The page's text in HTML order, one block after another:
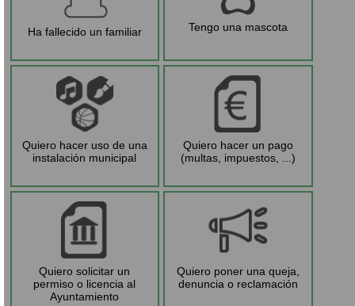
Ha fallecido un familiar Tengo una mascota
Quiero hacer uso de una
instalación municipal
Quiero hacer un pago
(multas, impuestos, ...)
Quiero solicitar un
permiso o licencia al
Ayuntamiento
Quiero poner una queja,
denuncia o reclamación